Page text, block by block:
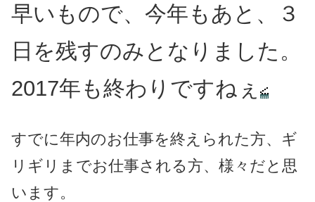
早いもので、今年もあと、３
日を残すのみとなりました。
2017年も終わりですねぇ
すでに年内のお仕事を終えられた方、ギ
リギリまでお仕事される方、様々だと思
います。